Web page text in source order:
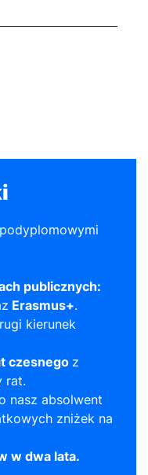
publicznych:
Erasmus+.
kierunek
czesnego z
rat.
nasz absolwent
zniżek na
w dwa lata.